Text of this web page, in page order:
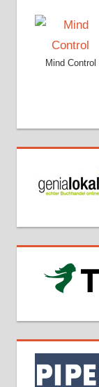
Mind Control